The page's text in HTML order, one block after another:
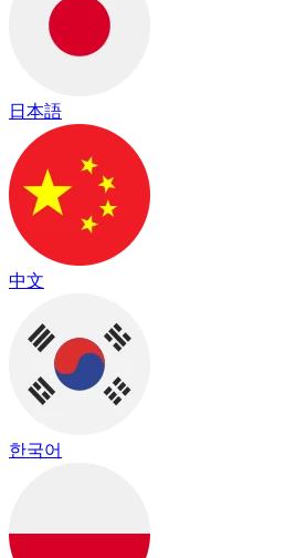
日本語
中文
한국어